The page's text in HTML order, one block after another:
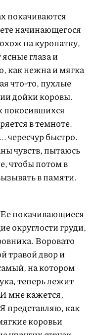
покачиваются
начинающегося
на куропатку,
глаза и
как нежна и мягка
что-то, пухлые
дойки коровы.
покосившихся
в темноте.
чересчур быстро.
чувств, пытаюсь
чтобы потом в
в памяти.
покачивающиеся
округлости груди,
Воровато
травой двор и
на котором
теперь лежит
мне кажется,
представляю, как
коровьи